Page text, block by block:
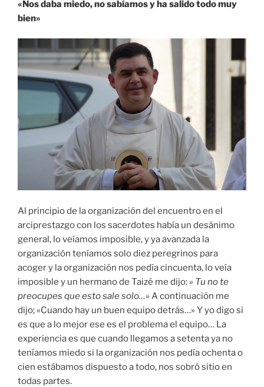
«Nos daba miedo, no sabíamos y ha salido todo muy
bien»
Al principio de la organización del encuentro en el
arciprestazgo con los sacerdotes había un desánimo
general, lo veíamos imposible, y ya avanzada la
organización teníamos solo diez peregrinos para
acoger y la organización nos pedía cincuenta, lo veía
imposible y un hermano de Taizé me dijo:» Tu no te
preocupes que esto sale solo…» A continuación me
dijo; «Cuando hay un buen equipo detrás…» Y yo digo si
es que a lo mejor ese es el problema el equipo… La
experiencia es que cuando llegamos a setenta ya no
teníamos miedo si la organización nos pedía ochenta o
cien estábamos dispuesto a todo, nos sobró sitio en
todas partes.